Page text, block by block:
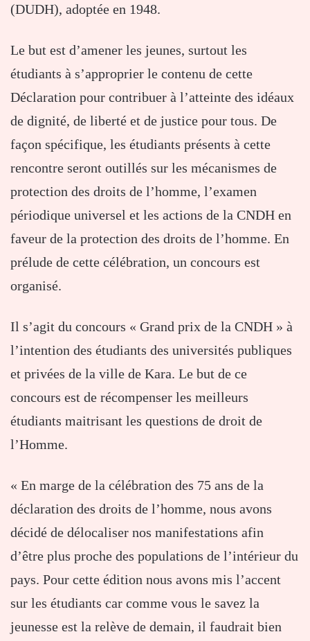
(DUDH), adoptée en 1948.
Le but est d’amener les jeunes, surtout les
étudiants à s’approprier le contenu de cette
Déclaration pour contribuer à l’atteinte des idéaux
de dignité, de liberté et de justice pour tous. De
façon spécifique, les étudiants présents à cette
rencontre seront outillés sur les mécanismes de
protection des droits de l’homme, l’examen
périodique universel et les actions de la CNDH en
faveur de la protection des droits de l’homme. En
prélude de cette célébration, un concours est
organisé.
Il s’agit du concours « Grand prix de la CNDH » à
l’intention des étudiants des universités publiques
et privées de la ville de Kara. Le but de ce
concours est de récompenser les meilleurs
étudiants maitrisant les questions de droit de
l’Homme.
« En marge de la célébration des 75 ans de la
déclaration des droits de l’homme, nous avons
décidé de délocaliser nos manifestations afin
d’être plus proche des populations de l’intérieur du
pays. Pour cette édition nous avons mis l’accent
sur les étudiants car comme vous le savez la
jeunesse est la relève de demain, il faudrait bien